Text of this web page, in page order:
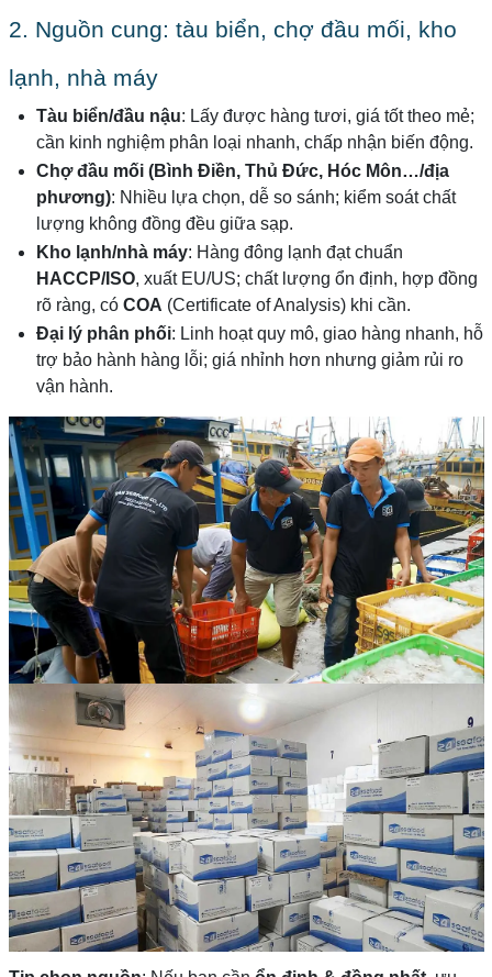
2. Nguồn cung: tàu biển, chợ đầu mối, kho
lạnh, nhà máy
Tàu biển/đầu nậu: Lấy được hàng tươi, giá tốt theo mẻ;
cần kinh nghiệm phân loại nhanh, chấp nhận biến động.
Chợ đầu mối (Bình Điền, Thủ Đức, Hóc Môn…/địa
phương): Nhiều lựa chọn, dễ so sánh; kiểm soát chất
lượng không đồng đều giữa sạp.
Kho lạnh/nhà máy: Hàng đông lạnh đạt chuẩn
HACCP/ISO, xuất EU/US; chất lượng ổn định, hợp đồng
rõ ràng, có COA (Certificate of Analysis) khi cần.
Đại lý phân phối: Linh hoạt quy mô, giao hàng nhanh, hỗ
trợ bảo hành hàng lỗi; giá nhỉnh hơn nhưng giảm rủi ro
vận hành.